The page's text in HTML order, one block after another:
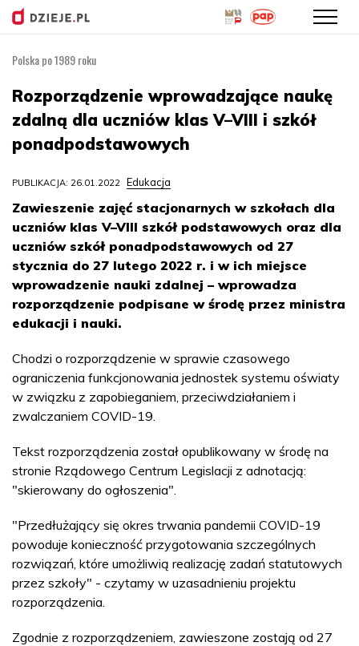
treści
Polska po 1989 roku
Rozporządzenie wprowadzające naukę
zdalną dla uczniów klas V–VIII i szkół
ponadpodstawowych
PUBLIKACJA: 26.01.2022 Edukacja
Zawieszenie zajęć stacjonarnych w szkołach dla
uczniów klas V–VIII szkół podstawowych oraz dla
uczniów szkół ponadpodstawowych od 27
stycznia do 27 lutego 2022 r. i w ich miejsce
wprowadzenie nauki zdalnej – wprowadza
rozporządzenie podpisane w środę przez ministra
edukacji i nauki.
Chodzi o rozporządzenie w sprawie czasowego
ograniczenia funkcjonowania jednostek systemu oświaty
w związku z zapobieganiem, przeciwdziałaniem i
zwalczaniem COVID-19.
Tekst rozporządzenia został opublikowany w środę na
stronie Rządowego Centrum Legislacji z adnotacją:
"skierowany do ogłoszenia".
"Przedłużający się okres trwania pandemii COVID-19
powoduje konieczność przygotowania szczególnych
rozwiązań, które umożliwią realizację zadań statutowych
przez szkoły" - czytamy w uzasadnieniu projektu
rozporządzenia.
Zgodnie z rozporządzeniem, zawieszone zostają od 27